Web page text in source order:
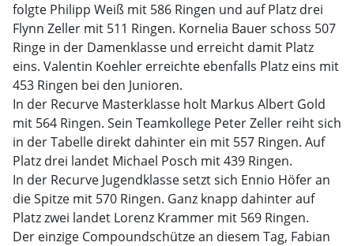
folgte Philipp Weiß mit 586 Ringen und auf Platz drei
Flynn Zeller mit 511 Ringen. Kornelia Bauer schoss 507
Ringe in der Damenklasse und erreicht damit Platz
eins. Valentin Koehler erreichte ebenfalls Platz eins mit
453 Ringen bei den Junioren.
In der Recurve Masterklasse holt Markus Albert Gold
mit 564 Ringen. Sein Teamkollege Peter Zeller reiht sich
in der Tabelle direkt dahinter ein mit 557 Ringen. Auf
Platz drei landet Michael Posch mit 439 Ringen.
In der Recurve Jugendklasse setzt sich Ennio Höfer an
die Spitze mit 570 Ringen. Ganz knapp dahinter auf
Platz zwei landet Lorenz Krammer mit 569 Ringen.
Der einzige Compoundschütze an diesem Tag, Fabian